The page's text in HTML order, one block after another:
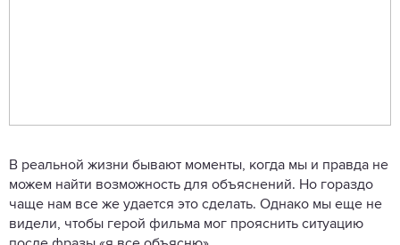
В реальной жизни бывают моменты, когда мы и правда не
можем найти возможность для объяснений. Но гораздо
чаще нам все же удается это сделать. Однако мы еще не
видели, чтобы герой фильма мог прояснить ситуацию